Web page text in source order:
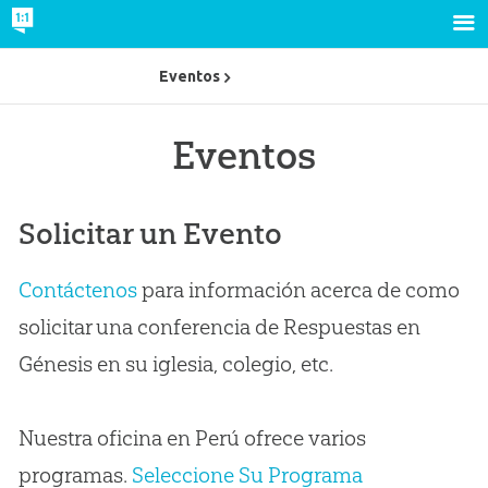
Eventos
Solicitar un Evento
Contáctenospara información acerca de como
solicitar una conferencia de Respuestas en
Génesis en su iglesia, colegio, etc.
Nuestra oficina en Perú ofrece varios
programas. Seleccione Su Programa
Eventos